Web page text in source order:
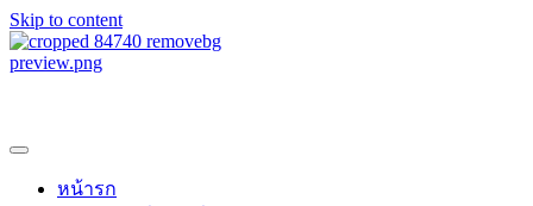
Skip to content
หน้ารก